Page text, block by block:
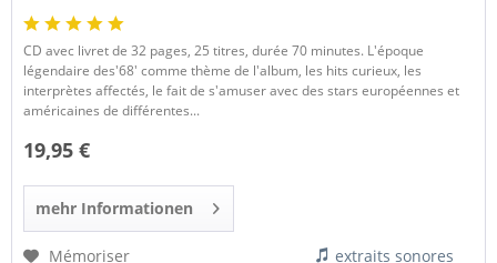
CD avec livret de 32 pages, 25 titres, durée 70 minutes. L'époque
légendaire des'68' comme thème de l'album, les hits curieux, les
interprètes affectés, le fait de s'amuser avec des stars européennes et
américaines de différentes...
19,95 €
mehr Informationen
Mémoriser extraits sonores